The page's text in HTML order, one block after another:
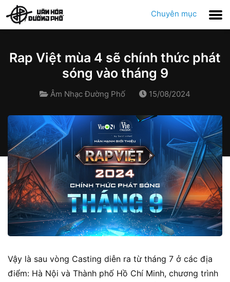
Chuyên mục
Rap Việt mùa 4 sẽ chính thức phát
sóng vào tháng 9
Âm Nhạc Đường Phố 15/08/2024
Vậy là sau vòng Casting diễn ra từ tháng 7 ở các địa
điểm: Hà Nội và Thành phố Hồ Chí Minh, chương trình